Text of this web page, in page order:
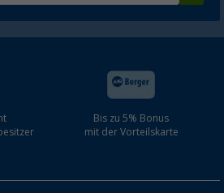
Bis zu 5% Bonus
mit der Vorteilskarte